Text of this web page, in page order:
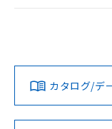
ダウンロードデー
みください。
ソフトウェアの使用
EU RoHS 注意
対応済み
カタログ/デ